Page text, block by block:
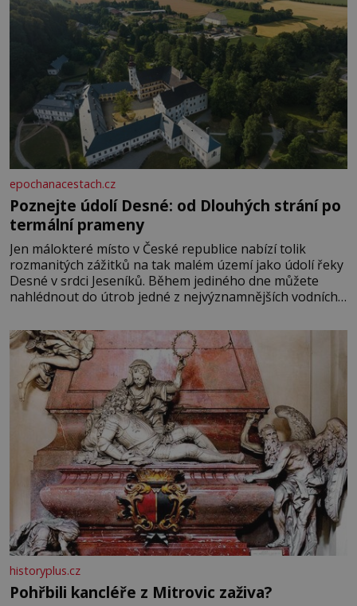
epochanacestach.cz
Poznejte údolí Desné: od Dlouhých strání po
termální prameny
Jen málokteré místo v České republice nabízí tolik
rozmanitých zážitků na tak malém území jako údolí řeky
Desné v srdci Jeseníků. Během jediného dne můžete
nahlédnout do útrob jedné z nejvýznamnějších vodních
se na koloběžce a den zakončit poznáváním památek ve
Velkých Losinách nebo v termálním
historyplus.cz
Pohřbili kancléře z Mitrovic zaživa?